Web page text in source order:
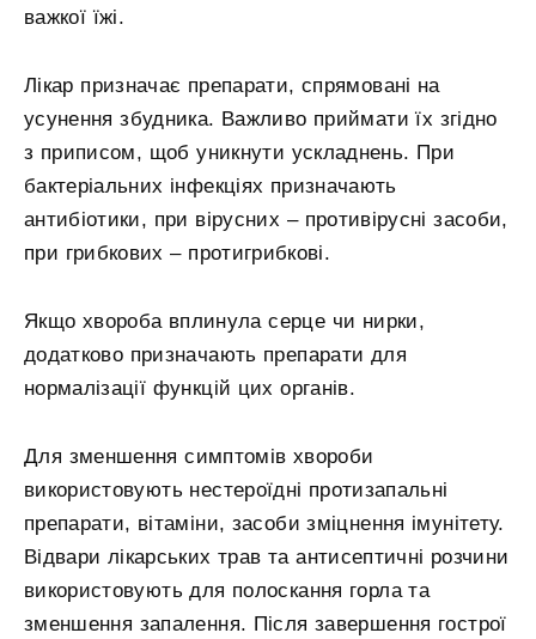
важкої їжі.
Лікар призначає препарати, спрямовані на
усунення збудника. Важливо приймати їх згідно
з приписом, щоб уникнути ускладнень. При
бактеріальних інфекціях призначають
антибіотики, при вірусних – противірусні засоби,
при грибкових – протигрибкові.
Якщо хвороба вплинула серце чи нирки,
додатково призначають препарати для
нормалізації функцій цих органів.
Для зменшення симптомів хвороби
використовують нестероїдні протизапальні
препарати, вітаміни, засоби зміцнення імунітету.
Відвари лікарських трав та антисептичні розчини
використовують для полоскання горла та
зменшення запалення. Після завершення гострої